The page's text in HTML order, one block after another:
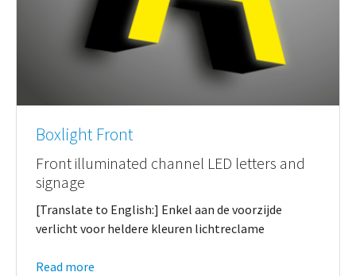
Boxlight Front
Front illuminated channel LED letters and
signage
[Translate to English:] Enkel aan de voorzijde
verlicht voor heldere kleuren lichtreclame
Read more